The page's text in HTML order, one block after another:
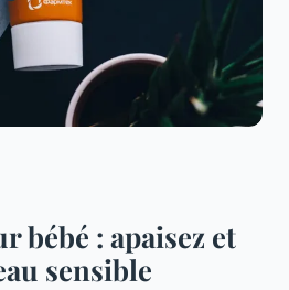
bébé : apaisez et
sensible